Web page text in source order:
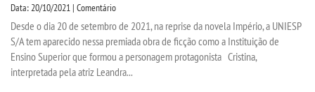
Data: 20/10/2021 | Comentário
Desde o dia 20 de setembro de 2021, na reprise da novela Império, a UNIESP
S/A tem aparecido nessa premiada obra de ficção como a Instituição de
Ensino Superior que formou a personagem protagonista Cristina,
interpretada pela atriz Leandra...